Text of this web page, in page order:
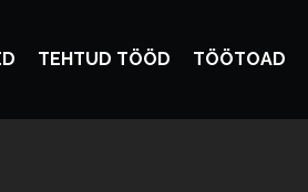
TEHTUD TÖÖD TÖÖTOAD